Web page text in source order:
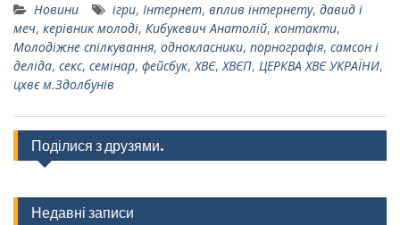
Новини ігри, Інтернет, вплив інтернету, давид і
меч, керівник молоді, Кибукевич Анатолій, контакти,
Молодіжне спілкування, однокласники, порнографія, самсон і
деліда, секс, семінар, фейсбук,ХВЄ,ХВЄП, ЦЕРКВА ХВЄ УКРАЇНИ,
цхвє м.Здолбунів
Поділися з друзями.
Недавні записи